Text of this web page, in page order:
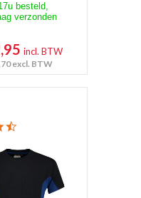
besteld,
verzonden
incl. BTW
excl. BTW